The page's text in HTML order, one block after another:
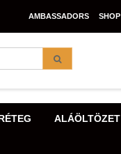
AMBASSADORS SHOP
ALÁÖLTÖZET